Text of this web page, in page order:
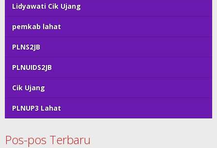
Lidyawati Cik Ujang
pemkab lahat
PLNS2JB
PLNUIDS2JB
Cik Ujang
PLNUP3 Lahat
Pos-pos Terbaru